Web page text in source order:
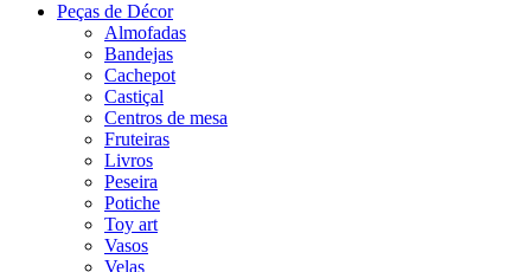
Peças de Décor
Almofadas
Bandejas
Cachepot
Castiçal
Centros de mesa
Fruteiras
Livros
Peseira
Potiche
Toy art
Vasos
Velas